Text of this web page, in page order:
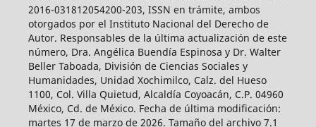
2016-031812054200-203, ISSN en trámite, ambos
otorgados por el Instituto Nacional del Derecho de
Autor. Responsables de la última actualización de este
número, Dra. Angélica Buendía Espinosa y Dr. Walter
Beller Taboada, División de Ciencias Sociales y
Humanidades, Unidad Xochimilco, Calz. del Hueso
1100, Col. Villa Quietud, Alcaldía Coyoacán, C.P. 04960
México, Cd. de México. Fecha de última modificación:
martes 17 de marzo de 2026. Tamaño del archivo 7.1